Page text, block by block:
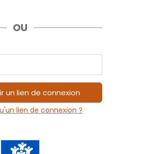
OU
un lien de connexion
lien de connexion ?